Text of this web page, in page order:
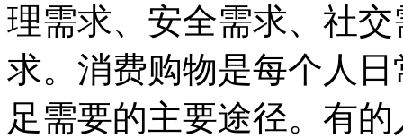
理需求、安全需求、社
求。消费购物是每个人
足需要的主要途径。有